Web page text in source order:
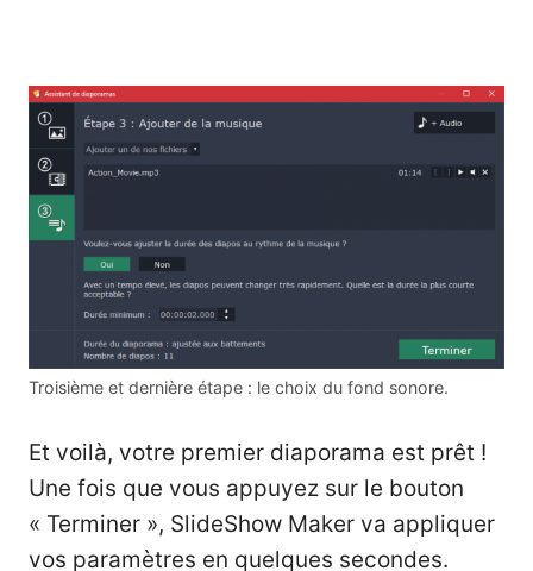
Troisième et dernière étape : le choix du fond sonore.
Et voilà, votre premier diaporama est prêt !
Une fois que vous appuyez sur le bouton
« Terminer », SlideShow Maker va appliquer
vos paramètres en quelques secondes.